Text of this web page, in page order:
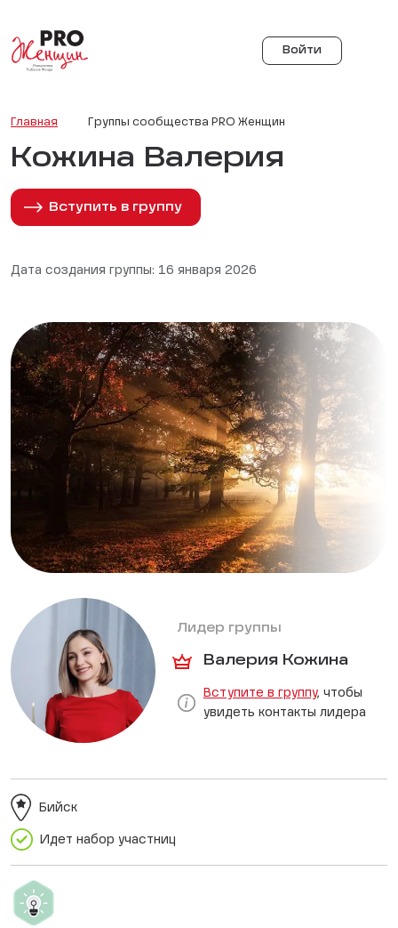
Войти
Главная Группы сообщества PRO Женщин
Кожина Валерия
Вступить в группу
Дата создания группы: 16 января 2026
Лидер группы
Валерия Кожина
Вступите в группу, чтобы
увидеть контакты лидера
Идет набор участниц
Бийск